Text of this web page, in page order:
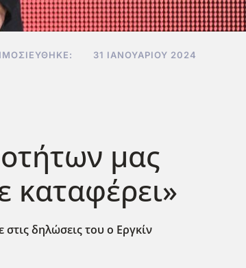
31 ΙΑΝΟΥΑΡΊΟΥ 2024
μας
καταφέρει»
δηλώσεις του ο Εργκίν